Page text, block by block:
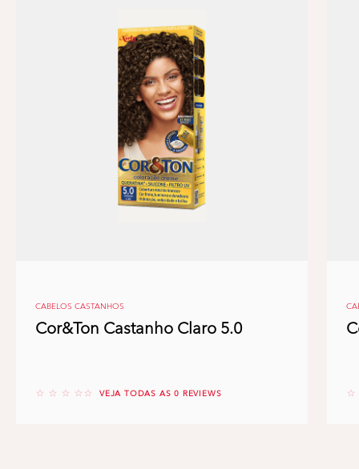
CABELOS CASTANHOS
Cor&Ton Castanho Claro 5.0
No reviews VEJA TODAS AS 0 REVIEWS